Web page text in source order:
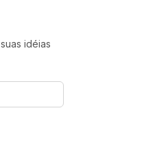
idéias